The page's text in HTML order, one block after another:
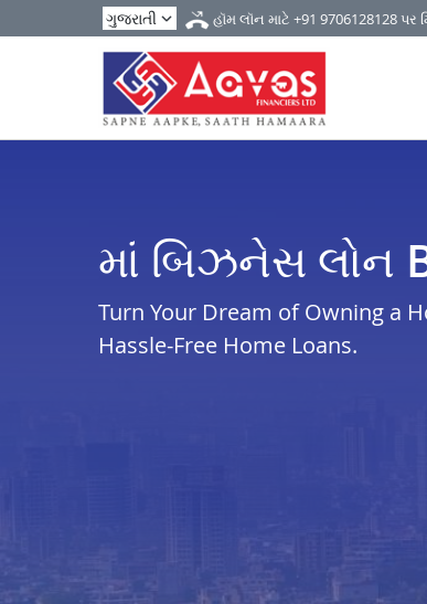
હૉમ લૉન માટે +91 9706128128પર
માં બિઝનેસ લોન
Turn Your Dream of Owning a
Hassle-Free Home Loans.